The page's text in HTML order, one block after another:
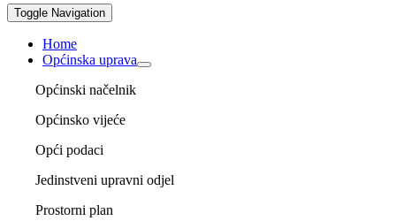
Toggle Navigation
Home
Općinska uprava
Općinski načelnik
Općinsko vijeće
Opći podaci
Jedinstveni upravni odjel
Prostorni plan